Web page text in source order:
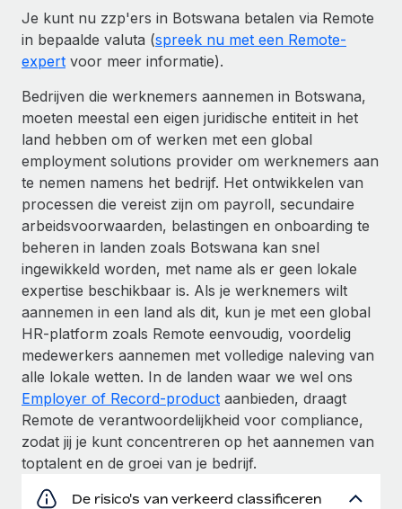
Je kunt nu zzp'ers in Botswana betalen via Remote
in bepaalde valuta (spreek nu met een Remote-
expert voor meer informatie).
Bedrijven die werknemers aannemen in Botswana,
moeten meestal een eigen juridische entiteit in het
land hebben om of werken met een global
employment solutions provider om werknemers aan
te nemen namens het bedrijf. Het ontwikkelen van
processen die vereist zijn om payroll, secundaire
arbeidsvoorwaarden, belastingen en onboarding te
beheren in landen zoals Botswana kan snel
ingewikkeld worden, met name als er geen lokale
expertise beschikbaar is. Als je werknemers wilt
aannemen in een land als dit, kun je met een global
HR-platform zoals Remote eenvoudig, voordelig
medewerkers aannemen met volledige naleving van
alle lokale wetten. In de landen waar we wel ons
Employer of Record-product aanbieden, draagt
Remote de verantwoordelijkheid voor compliance,
zodat jij je kunt concentreren op het aannemen van
toptalent en de groei van je bedrijf.
De risico's van verkeerd classificeren